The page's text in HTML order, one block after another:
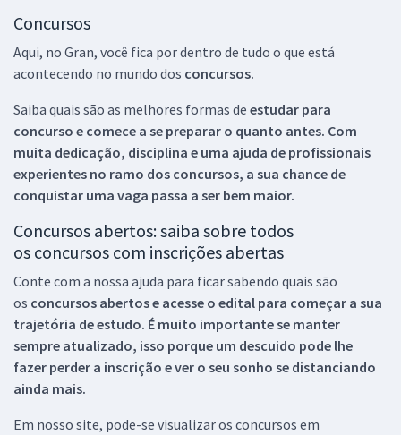
Concursos
Aqui, no Gran, você fica por dentro de tudo o que está
acontecendo no mundo dos concursos.
Saiba quais são as melhores formas de estudar para
concurso e comece a se preparar o quanto antes. Com
muita dedicação, disciplina e uma ajuda de profissionais
experientes no ramo dos concursos, a sua chance de
conquistar uma vaga passa a ser bem maior.
Concursos abertos: saiba sobre todos
os concursos com inscrições abertas
Conte com a nossa ajuda para ficar sabendo quais são
os concursos abertos e acesse o edital para começar a sua
trajetória de estudo. É muito importante se manter
sempre atualizado, isso porque um descuido pode lhe
fazer perder a inscrição e ver o seu sonho se distanciando
ainda mais.
Em nosso site, pode-se visualizar os concursos em